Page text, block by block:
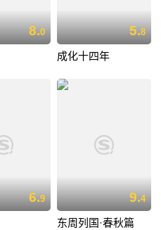
8.0 5.8
成化十四年
6.9 9.4
东周列国·春秋篇